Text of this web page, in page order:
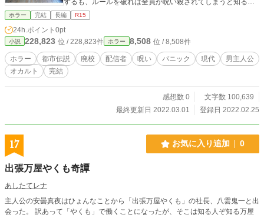
するも、ルールを破れば全員が呪い殺されてしまうと知る。
誰も予想していなかった、逃れられない恐怖の始まりだっ
た。 「第5回ホラー・ミステリー小説大賞」奨励賞をいただ
ホラー 完結 長編 R15
24h.ポイント 0pt
小説 228,823 位 / 228,823件 ホラー 8,508 位 / 8,508件
ホラー 都市伝説 廃校 配信者 呪い パニック 現代
男主人公
オカルト
完結
感想数 0
文字数 100,639
最終更新日 2022.03.01
登録日 2022.02.25
17 お気に入り追加 0
出張万屋やくも奇譚
あしたてレナ
主人公の安曇真夜はひょんなことから「出張万屋やくも」の社長、八雲鬼一と出
会った。 訳あって「やくも」で働くことになったが、そこは知る人ぞ知る万屋